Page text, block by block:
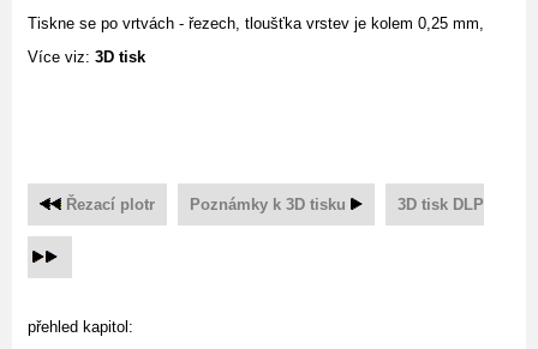
Tiskne se po vrtvách - řezech, tloušťka vrstev je kolem 0,25 mm,
Více viz: 3D tisk
Řezací plotr Poznámky k 3D tisku 3D tisk DLP
přehled kapitol: